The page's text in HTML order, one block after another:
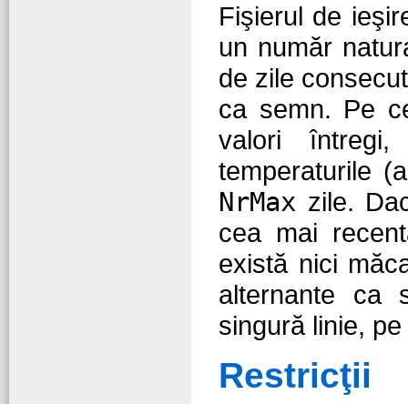
Fişierul de
un număr
de zile
ca semn. Pe
valori întregi,
temperaturile
NrMax zile.
cea mai
există nici
alternante ca
singură linie,
Restricţii